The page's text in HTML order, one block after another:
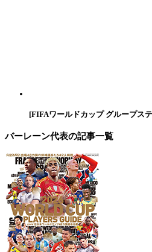
[FIFAワールドカップ グループス
バーレーン代表の記事一覧